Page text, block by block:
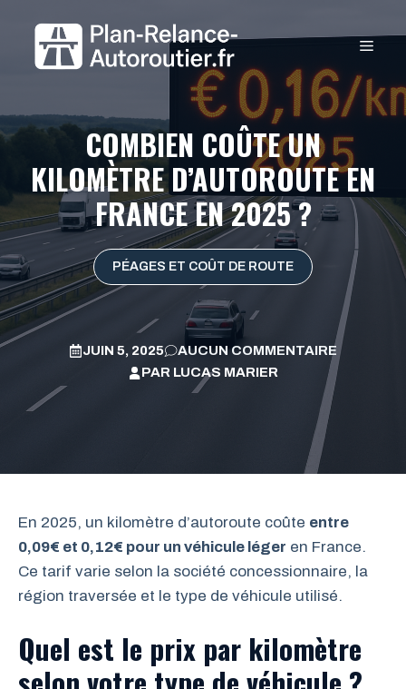
contenu
COMBIEN COÛTE UN
KILOMÈTRE D’AUTOROUTE EN
FRANCE EN 2025 ?
PÉAGES ET COÛT DE ROUTE
JUIN 5, 2025
AUCUN COMMENTAIRE
PAR LUCAS MARIER
En 2025, un kilomètre d’autoroute coûte entre
0,09€ et 0,12€ pour un véhicule léger en France.
Ce tarif varie selon la société concessionnaire, la
région traversée et le type de véhicule utilisé.
Quel est le prix par kilomètre